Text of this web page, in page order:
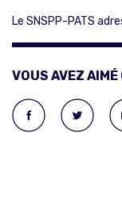
Le SNSPP-PATS
VOUS AVEZ